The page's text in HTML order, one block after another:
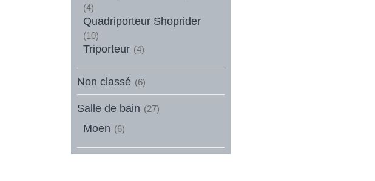
(4)
Quadriporteur Shoprider
(10)
Triporteur (4)
Non classé (6)
Salle de bain (27)
Moen (6)